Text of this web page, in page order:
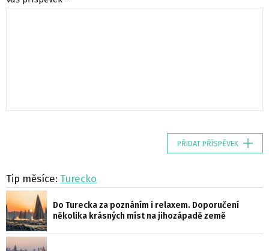
PŘIDAT PŘÍSPĚVEK
Tip měsíce: Turecko
Do Turecka za poznáním i relaxem. Doporučení
několika krásných míst na jihozápadě země